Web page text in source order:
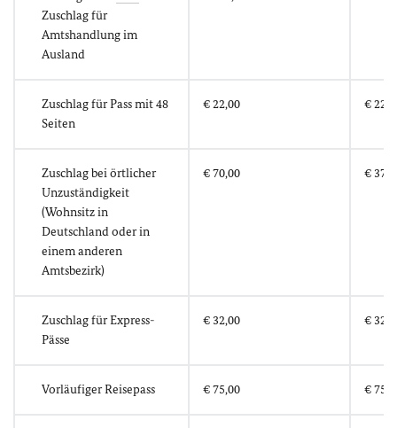
Zuschlag für
Amtshandlung im
Ausland
Zuschlag für Pass mit 48
Seiten
€ 22,00 €
Zuschlag bei örtlicher
Unzuständigkeit
(Wohnsitz in
Deutschland oder in
einem anderen
Amtsbezirk)
€ 70,00 €
Zuschlag für Express-
Pässe
€ 32,00 €
Vorläufiger Reisepass € 75,00 €